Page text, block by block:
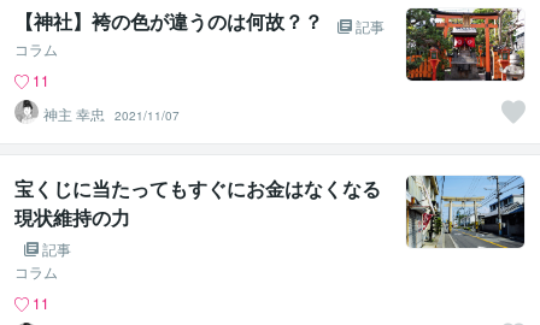
【神社】袴の色が違うのは何故？？
記事
コラム
11
神主 幸忠
2021/11/07
宝くじに当たってもすぐにお金はなくなる
現状維持の力
記事
コラム
11